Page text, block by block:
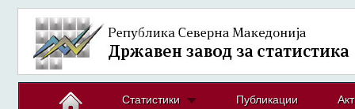
Статистики Публикации